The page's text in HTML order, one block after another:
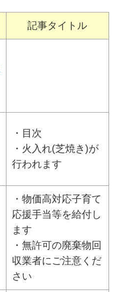
記事タイトル
・目次
・ 火入れ(芝焼き)が
行われます
・物価高対応子育て
応援手当等を給付し
ます
・無許可の廃棄物回
収業者にご注意くだ
さい